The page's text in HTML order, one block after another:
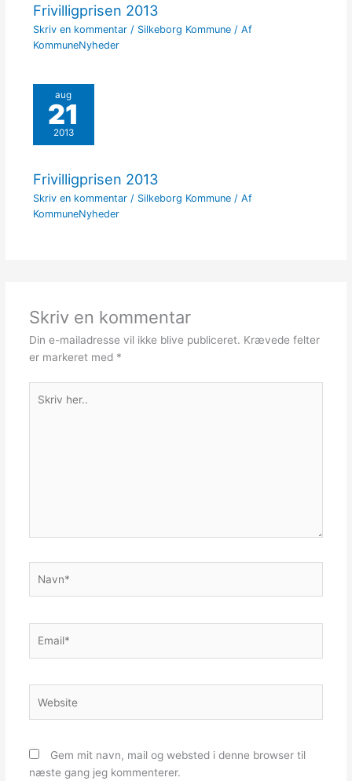
Frivilligprisen 2013
Skriv en kommentar / Silkeborg Kommune/ Af
KommuneNyheder
aug
21
2013
Frivilligprisen 2013
Skriv en kommentar / Silkeborg Kommune/ Af
KommuneNyheder
Skriv en kommentar
Din e-mailadresse vil ikke blive publiceret. Krævede felter
er markeret med *
her..
Gem mit navn, mail og websted i denne browser til
næste gang jeg kommenterer.